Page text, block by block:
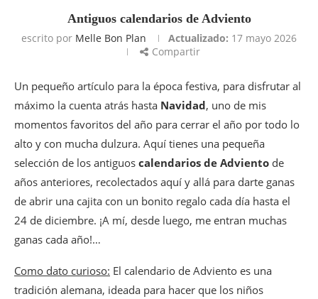
Antiguos calendarios de Adviento
escrito por Melle Bon Plan Actualizado: 17 mayo 2026
Compartir
Un pequeño artículo para la época festiva, para disfrutar al
máximo la cuenta atrás hasta Navidad, uno de mis
momentos favoritos del año para cerrar el año por todo lo
alto y con mucha dulzura. Aquí tienes una pequeña
selección de los antiguos calendarios de Adviento de
años anteriores, recolectados aquí y allá para darte ganas
de abrir una cajita con un bonito regalo cada día hasta el
24 de diciembre. ¡A mí, desde luego, me entran muchas
ganas cada año!…
Como dato curioso: El calendario de Adviento es una
tradición alemana, ideada para hacer que los niños